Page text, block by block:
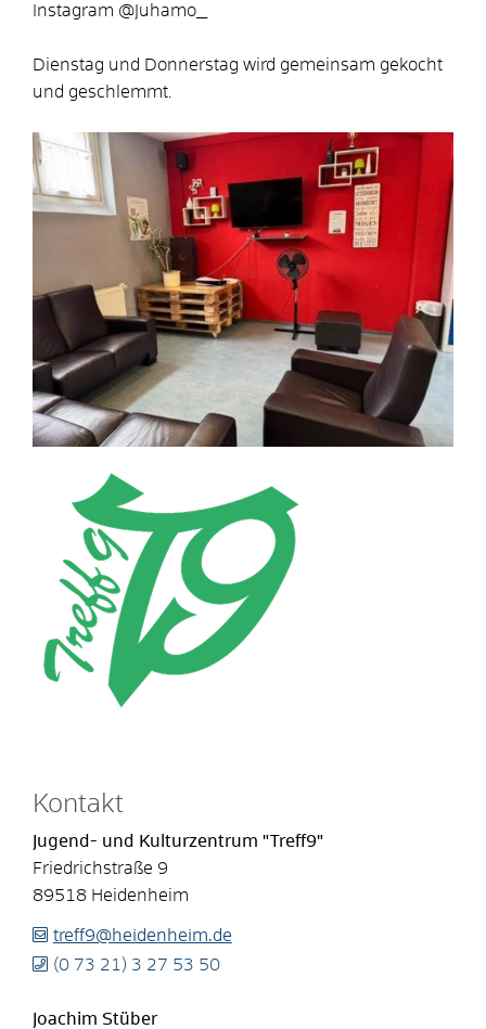
Instagram @Juhamo_
Dienstag und Donnerstag wird gemeinsam gekocht
und geschlemmt.
Kontakt
Jugend- und Kulturzentrum "Treff9"
Friedrichstraße 9
89518 Heidenheim
treff9@heidenheim.de
(0 73 21) 3 27 53 50
Joachim Stüber